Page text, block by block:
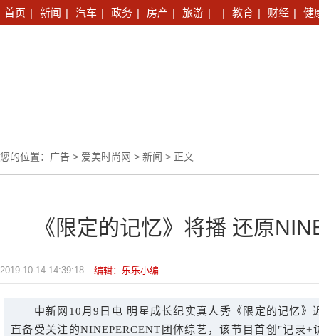
首页 | 新闻 | 汽车 | 政务 | 房产 | 旅游 | | 教育 | 财经 | 健
您的位置： 广告 > 爱美时尚网 > 新闻 > 正文
《限定的记忆》将播 还原
2019-10-14 14:39:18 编辑：乐乐小编
中新网10月9日电 明星成长纪实真人秀《限定的记忆
直备受关注的NINEPERCENT团体综艺，该节目首创"记录